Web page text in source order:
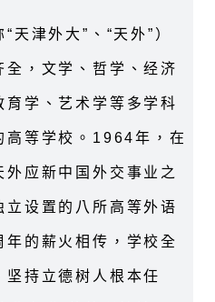
天津外大”、“天外”）
，文学、哲学、经济
学、艺术学等多学科
高等学校。1964年，在
应新中国外交事业之
设置的八所高等外语
年的薪火相传，学校全
坚持立德树人根本任